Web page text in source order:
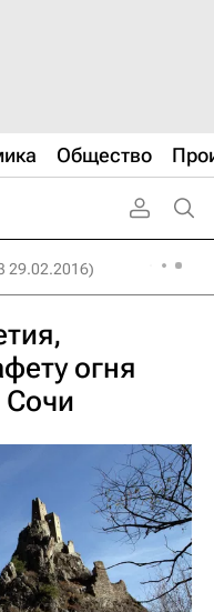
Общество
29.02.2016)
огня